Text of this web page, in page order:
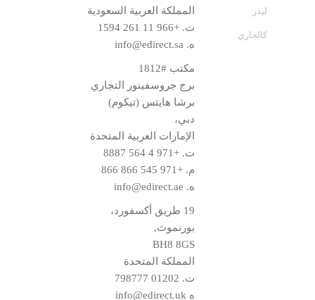
ليدز
كالجاري
المملكة العربية السعودية
ت.+966 11 261 1594
ه. info@edirect.sa
مكتب #1812
برج جروسفينور التجاري
برشا هايتس (تيكوم)
دبي،
الإمارات العربية المتحدة
ت.+971 4 564 8887
م.+971 545 866 866
ه. info@edirect.ae
19 طريق أكسفورد،
بورنموث,
BH8 8GS
المملكة المتحدة
ت. 01202 798777
ه info@edirect.uk